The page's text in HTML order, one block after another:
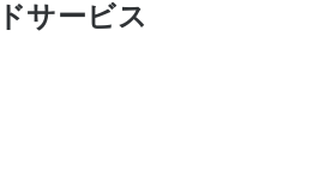
サービス